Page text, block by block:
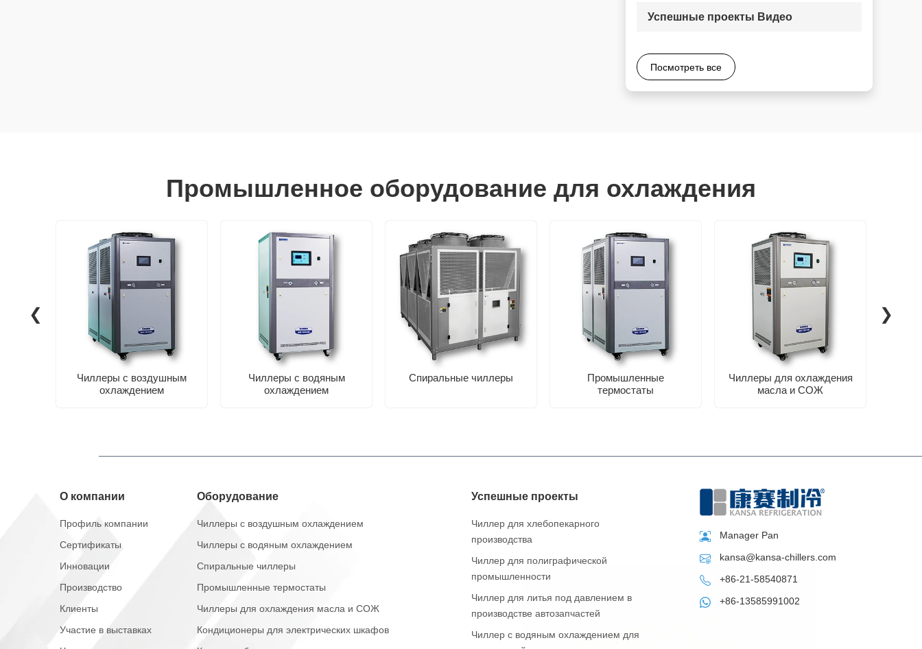
Успешные проекты Видео
Посмотреть все
Промышленное оборудование для охлаждения
Чиллеры с воздушным
охлаждением
Чиллеры с водяным
охлаждением
Спиральные чиллеры
Промышленные
термостаты
Чиллеры для охлаждения
масла и СОЖ
❮ ❯
О компании
Профиль компании
Сертификаты
Инновации
Производство
Клиенты
Участие в выставках
Оборудование
Чиллеры с воздушным охлаждением
Чиллеры с водяным охлаждением
Спиральные чиллеры
Промышленные термостаты
Чиллеры для охлаждения масла и СОЖ
Кондиционеры для электрических шкафов
Успешные проекты
Чиллер для хлебопекарного
производства
Чиллер для полиграфической
промышленности
Чиллер для литья под давлением в
производстве автозапчастей
Чиллер с водяным охлаждением для
Manager Pan
kansa@kansa-chillers.com
+86-21-58540871
+86-13585991002